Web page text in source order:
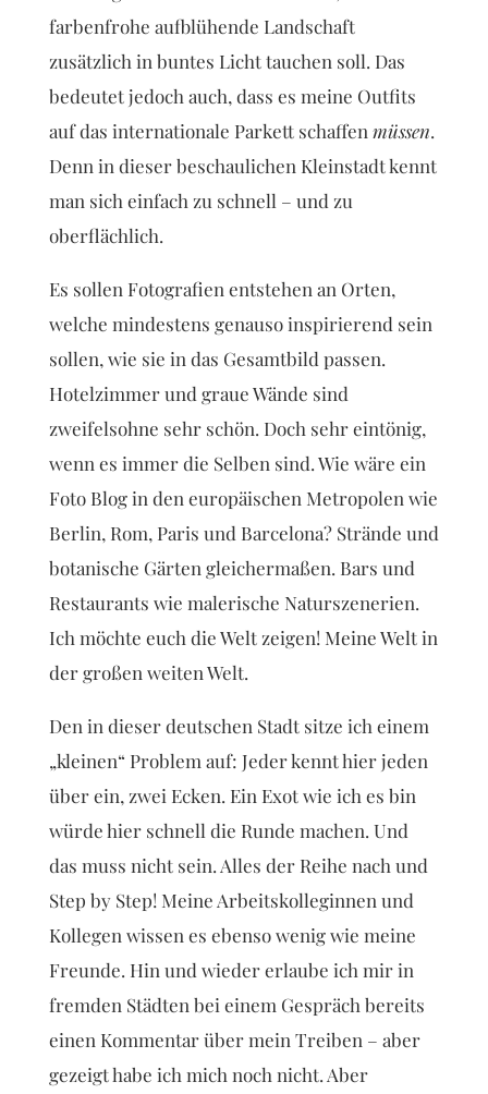
farbenfrohe aufblühende Landschaft
zusätzlich in buntes Licht tauchen soll. Das
bedeutet jedoch auch, dass es meine Outfits
auf das internationale Parkett schaffen müssen.
Denn in dieser beschaulichen Kleinstadt kennt
man sich einfach zu schnell – und zu
oberflächlich.
Es sollen Fotografien entstehen an Orten,
welche mindestens genauso inspirierend sein
sollen, wie sie in das Gesamtbild passen.
Hotelzimmer und graue Wände sind
zweifelsohne sehr schön. Doch sehr eintönig,
wenn es immer die Selben sind. Wie wäre ein
Foto Blog in den europäischen Metropolen wie
Berlin, Rom, Paris und Barcelona? Strände und
botanische Gärten gleichermaßen. Bars und
Restaurants wie malerische Naturszenerien.
Ich möchte euch die Welt zeigen! Meine Welt in
der großen weiten Welt.
Den in dieser deutschen Stadt sitze ich einem
„kleinen“ Problem auf: Jeder kennt hier jeden
über ein, zwei Ecken. Ein Exot wie ich es bin
würde hier schnell die Runde machen. Und
das muss nicht sein. Alles der Reihe nach und
Step by Step! Meine Arbeitskolleginnen und
Kollegen wissen es ebenso wenig wie meine
Freunde. Hin und wieder erlaube ich mir in
fremden Städten bei einem Gespräch bereits
einen Kommentar über mein Treiben – aber
gezeigt habe ich mich noch nicht. Aber